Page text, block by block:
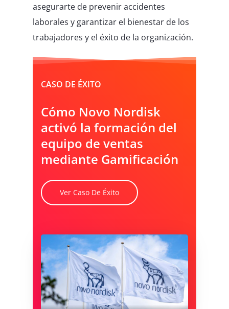
asegurarte de prevenir accidentes
laborales y garantizar el bienestar de los
trabajadores y el éxito de la organización.
CASO DE ÉXITO
Cómo Novo Nordisk
activó la formación del
equipo de ventas
mediante Gamificación
Ver Caso De Éxito